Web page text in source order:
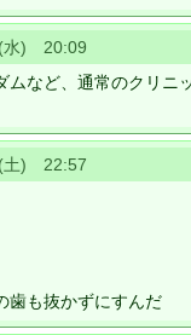
) 20:09
ムなど、通常のクリ
) 22:57
歯も抜かずにすんだ